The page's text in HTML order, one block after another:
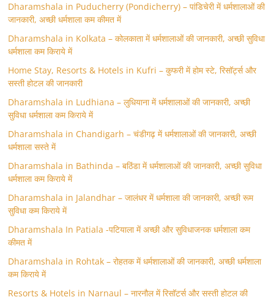
Dharamshala in Puducherry (Pondicherry) – पांडिचेरी में धर्मशालाओं की
जानकारी, अच्छी धर्मशाला कम कीमत में
Dharamshala in Kolkata – कोलकाता में धर्मशालाओं की जानकारी, अच्छी सुविधा
धर्मशाला कम किराये में
Home Stay, Resorts & Hotels in Kufri – कुफरी में होम स्‍टे, रिसॉर्ट्स और
सस्ती होटल की जानकारी
Dharamshala in Ludhiana – लुधियाना में धर्मशालाओं की जानकारी, अच्छी
सुविधा धर्मशाला कम किराये में
Dharamshala in Chandigarh – चंडीगढ़ में धर्मशालाओं की जानकारी, अच्छी
धर्मशाला सस्ते में
Dharamshala in Bathinda – बठिंडा में धर्मशालाओं की जानकारी, अच्छी सुविधा
धर्मशाला कम किराये में
Dharamshala in Jalandhar – जालंधर में धर्मशाला की जानकारी, अच्छी रूम
सुविधा कम किराये में
Dharamshala In Patiala -पटियाला में अच्छी और सुविधाजनक धर्मशाला कम
कीमत में
Dharamshala in Rohtak – रोहतक में धर्मशालाओं की जानकारी, अच्छी धर्मशाला
कम किराये में
Resorts & Hotels in Narnaul – नारनौल में रिसॉर्ट्स और सस्ती होटल की